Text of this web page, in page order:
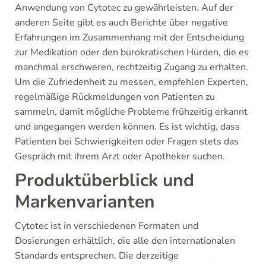
Anwendung von Cytotec zu gewährleisten. Auf der
anderen Seite gibt es auch Berichte über negative
Erfahrungen im Zusammenhang mit der Entscheidung
zur Medikation oder den bürokratischen Hürden, die es
manchmal erschweren, rechtzeitig Zugang zu erhalten.
Um die Zufriedenheit zu messen, empfehlen Experten,
regelmäßige Rückmeldungen von Patienten zu
sammeln, damit mögliche Probleme frühzeitig erkannt
und angegangen werden können. Es ist wichtig, dass
Patienten bei Schwierigkeiten oder Fragen stets das
Gespräch mit ihrem Arzt oder Apotheker suchen.
Produktüberblick und
Markenvarianten
Cytotec ist in verschiedenen Formaten und
Dosierungen erhältlich, die alle den internationalen
Standards entsprechen. Die derzeitige